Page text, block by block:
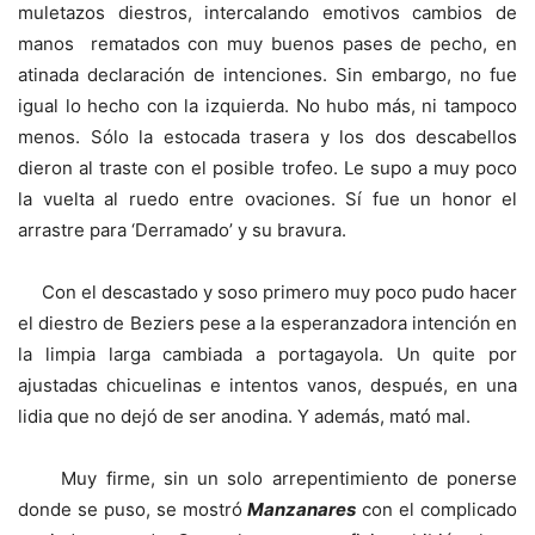
muletazos diestros, intercalando emotivos cambios de
manos rematados con muy buenos pases de pecho, en
atinada declaración de intenciones. Sin embargo, no fue
igual lo hecho con la izquierda. No hubo más, ni tampoco
menos. Sólo la estocada trasera y los dos descabellos
dieron al traste con el posible trofeo. Le supo a muy poco
la vuelta al ruedo entre ovaciones. Sí fue un honor el
arrastre para ‘Derramado’ y su bravura.
Con el descastado y soso primero muy poco pudo hacer
el diestro de Beziers pese a la esperanzadora intención en
la limpia larga cambiada a portagayola. Un quite por
ajustadas chicuelinas e intentos vanos, después, en una
lidia que no dejó de ser anodina. Y además, mató mal.
Muy firme, sin un solo arrepentimiento de ponerse
donde se puso, se mostróManzanares con el complicado